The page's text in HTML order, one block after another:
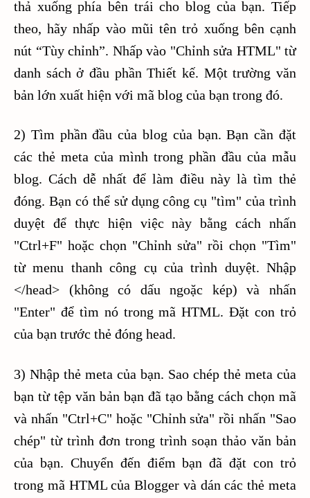
thả xuống phía bên trái cho blog của bạn. Tiếp
theo, hãy nhấp vào mũi tên trỏ xuống bên cạnh
nút “Tùy chỉnh”. Nhấp vào "Chỉnh sửa HTML" từ
danh sách ở đầu phần Thiết kế. Một trường văn
bản lớn xuất hiện với mã blog của bạn trong đó.
2) Tìm phần đầu của blog của bạn. Bạn cần đặt
các thẻ meta của mình trong phần đầu của mẫu
blog. Cách dễ nhất để làm điều này là tìm thẻ
đóng. Bạn có thể sử dụng công cụ "tìm" của trình
duyệt để thực hiện việc này bằng cách nhấn
"Ctrl+F" hoặc chọn "Chỉnh sửa" rồi chọn "Tìm"
từ menu thanh công cụ của trình duyệt. Nhập
</head> (không có dấu ngoặc kép) và nhấn
"Enter" để tìm nó trong mã HTML. Đặt con trỏ
của bạn trước thẻ đóng head.
3) Nhập thẻ meta của bạn. Sao chép thẻ meta của
bạn từ tệp văn bản bạn đã tạo bằng cách chọn mã
và nhấn "Ctrl+C" hoặc "Chỉnh sửa" rồi nhấn "Sao
chép" từ trình đơn trong trình soạn thảo văn bản
của bạn. Chuyển đến điểm bạn đã đặt con trỏ
trong mã HTML của Blogger và dán các thẻ meta